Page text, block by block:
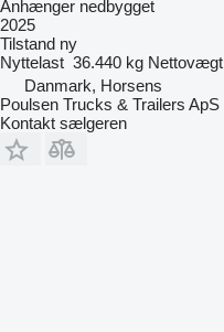
Anhænger nedbygget
2025
Tilstand ny
Nyttelast 36.440 kg Nettovægt
Danmark, Horsens
Poulsen Trucks & Trailers ApS
Kontakt sælgeren